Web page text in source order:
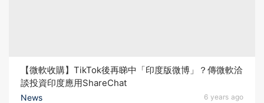
News 6 years ago
【微軟收購】TikTok後再睇中「印度版微博」？傳微軟洽
談投資印度應用ShareChat